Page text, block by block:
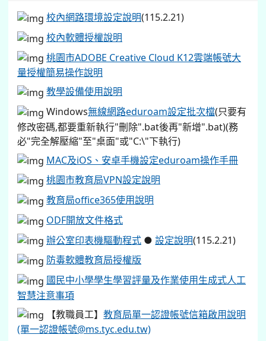
校內網路環境設定說明(115.2.21)
校內軟體授權說明
桃園市ADOBE Creative Cloud K12雲端帳號大
量授權簡易操作說明
教學設備使用說明
Windows無線網路eduroam設定批次檔(只要有
修改密碼,都要重新執行"刪除".bat後再"新增".bat)(務
必"完全解壓縮"至"桌面"或"C:\"下執行)
MAC及iOS、安卓手機設定eduroam操作手冊
桃園市教育局VPN設定說明
教育局office365使用說明
ODF開放文件格式
辦公室印表機驅動程式 ● 設定說明(115.2.21)
防毒軟體教育局授權版
國民中小學學生學習評量及作業使用生成式人工
智慧注意事項
【教職員工】 教育局單一認證帳號信箱啟用說明
(單一認證帳號@ms.tyc.edu.tw)